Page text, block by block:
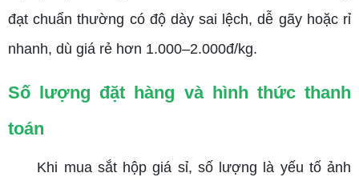
đạt chuẩn thường có độ dày sai lệch, dễ gãy hoặc rỉ
nhanh, dù giá rẻ hơn 1.000–2.000đ/kg.
Số lượng đặt hàng và hình thức thanh
toán
Khi mua sắt hộp giá sỉ, số lượng là yếu tố ảnh